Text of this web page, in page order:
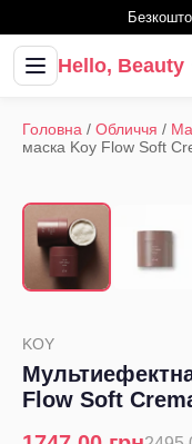
Hello, Beauty
Головна / Обличчя /
маска Koy Flow Soft
KOY
Flow Soft